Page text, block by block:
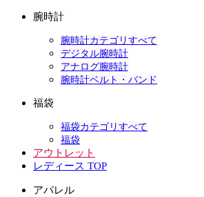
腕時計
腕時計カテゴリすべて
デジタル腕時計
アナログ腕時計
腕時計ベルト・バンド
福袋
福袋カテゴリすべて
福袋
アウトレット
レディース TOP
アパレル